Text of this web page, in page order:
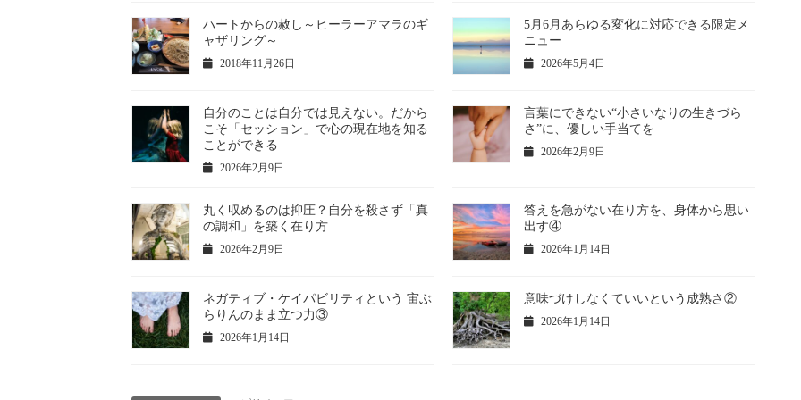
ハートからの赦し～ヒーラーアマラのギ
ャザリング～
2018年11月26日
5月6月あらゆる変化に対応できる限定メ
ニュー
2026年5月4日
自分のことは自分では見えない。だから
こそ「セッション」で心の現在地を知る
ことができる
2026年2月9日
言葉にできない“小さいなりの生きづら
さ”に、優しい手当てを
2026年2月9日
丸く収めるのは抑圧？自分を殺さず「真
の調和」を築く在り方
2026年2月9日
答えを急がない在り方を、身体から思い
出す④
2026年1月14日
ネガティブ・ケイパビリティという 宙ぶ
らりんのまま立つ力③
2026年1月14日
意味づけしなくていいという成熟さ②
2026年1月14日